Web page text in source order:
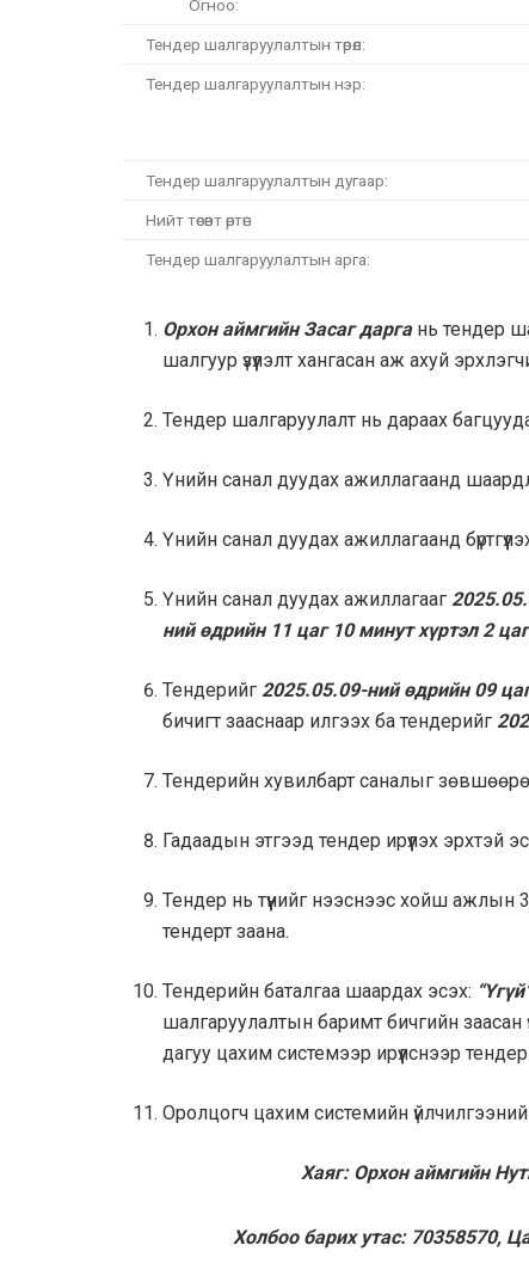
Огноо:
Тендер шалгаруулалтын төрөл:
Тендер шалгаруулалтын нэр:
Тендер шалгаруулалтын дугаар:
Нийт төсөвт өртөг:
Тендер шалгаруулалтын арга:
Орхон аймгийн Засаг дарга нь тендер
шалгуур үзүүлэлт хангасан аж ахуй
Тендер шалгаруулалт нь дараах
Үнийн санал дуудах ажиллагаанд
Үнийн санал дуудах ажиллагаанд
Үнийн санал дуудах ажиллагааг
ний өдрийн 11 цаг 10 минут хүртэл 2
Тендерийг 2025.05.09-ний өдрийн 09
бичигт зааснаар илгээх ба тендерийг
Тендерийн хувилбарт саналыг
Гадаадын этгээд тендер ирүүлэх эрхтэй
Тендер нь түүнийг нээснээс хойш ажлын
тендерт заана.
Тендерийн баталгаа шаардах эсэх:
шалгаруулалтын баримт бичгийн заасан
дагуу цахим системээр ирүүлснээр
Оролцогч цахим системийн
Хаяг: Орхон аймгийн
Холбоо барих утас: 70358570,